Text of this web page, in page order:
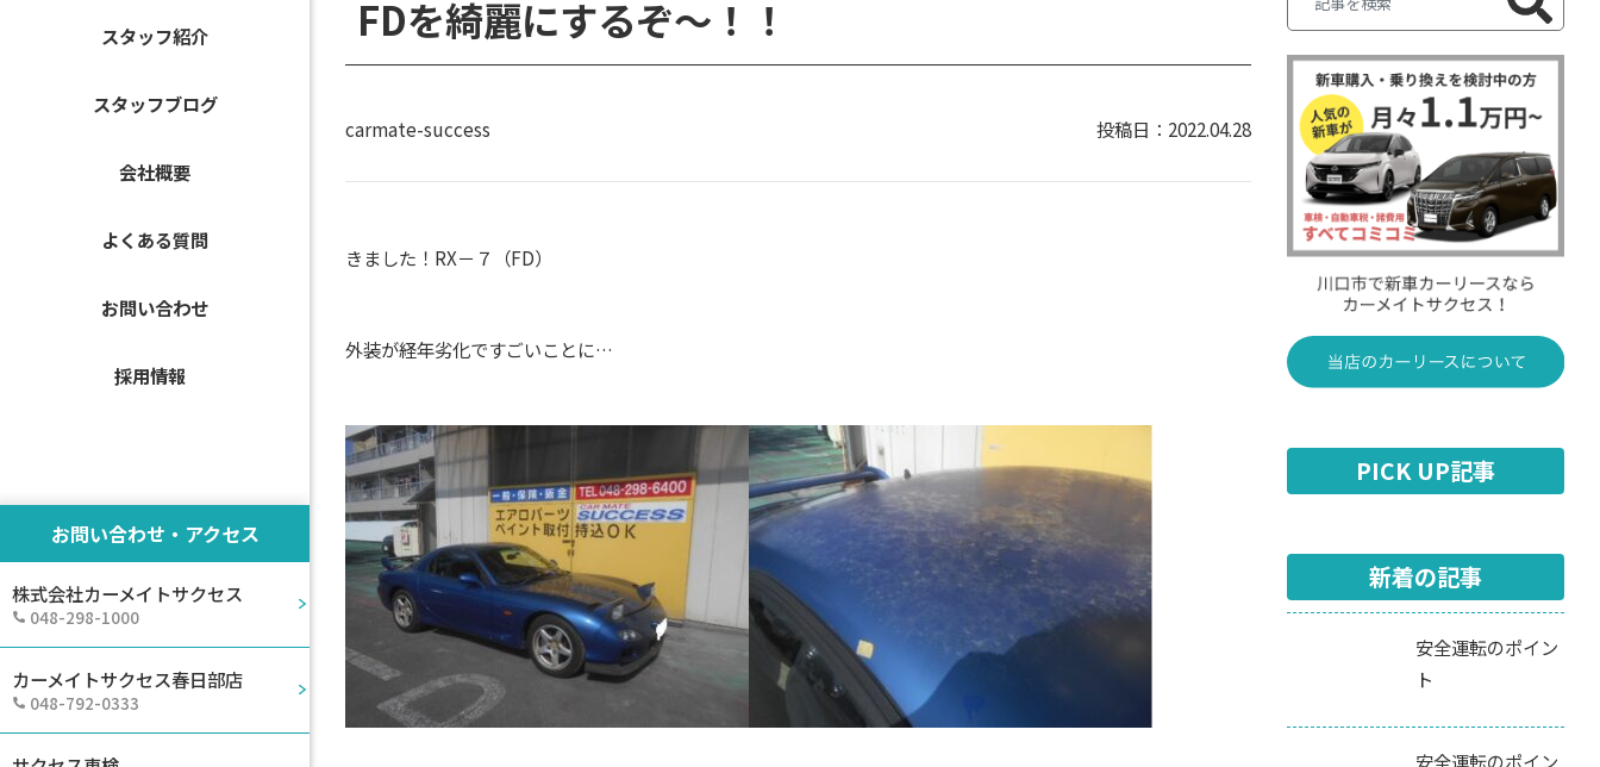
スタッフ紹介
スタッフブログ
会社概要
よくある質問
お問い合わせ
採用情報
お問い合わせ・アクセス
株式会社カーメイトサクセス
048-298-1000
カーメイトサクセス春日部店
048-792-0333
FDを綺麗にするぞ～！！
carmate-success 2022.04.28
きました！RX－７（FD）
外装が経年劣化ですごいことに…
PICK UP記事
新着の記事
安全運転のポイン
ト
安全運転のポイン